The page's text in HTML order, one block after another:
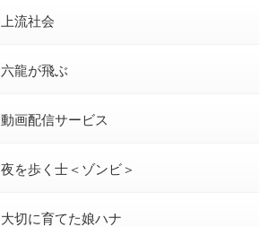
上流社会
六龍が飛ぶ
動画配信サービス
夜を歩く士＜ゾンビ＞
大切に育てた娘ハナ